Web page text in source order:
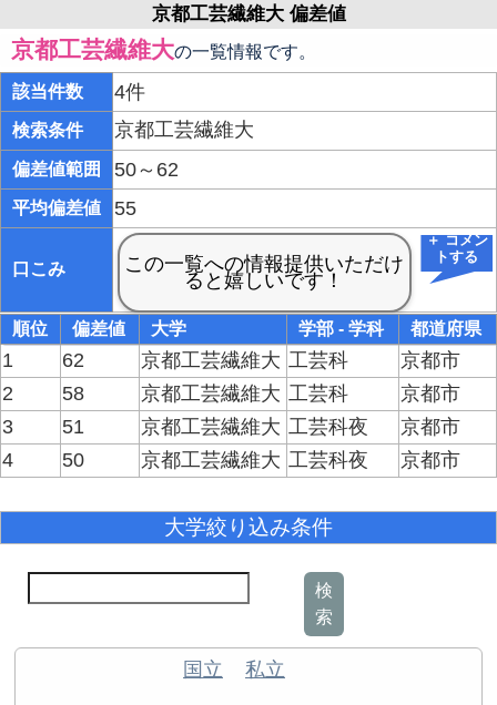
京都工芸繊維大 偏差値
京都工芸繊維大の一覧情報です。
該当件数 4件
検索条件 京都工芸繊維大
偏差値範囲 50～62
平均偏差値 55
口こみ
＋ コメン
トする
順位 偏差値 大学 学部 - 学科 都道府県
1 62 京都工芸繊維大 工芸科
京都市
2
58 京都工芸繊維大 工芸科
京都市
3
51 京都工芸繊維大 工芸科夜
京都市
4
50 京都工芸繊維大 工芸科夜 京都市
大学絞り込み条件
検
索
国立 私立